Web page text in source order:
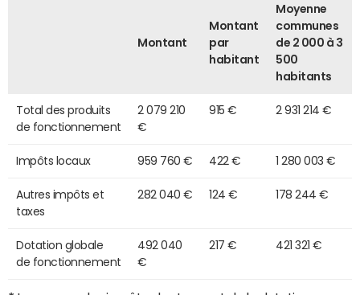
Montant
Montant
par
habitant
Moyenne
communes
de 2 000 à 3
500
habitants
Total des produits
de fonctionnement
2 079 210
€
915 € 2 931 214 €
Impôts locaux 959 760 € 422 € 1 280 003 €
Autres impôts et
taxes
282 040 € 124 € 178 244 €
Dotation globale
de fonctionnement
492 040
€
217 € 421 321 €